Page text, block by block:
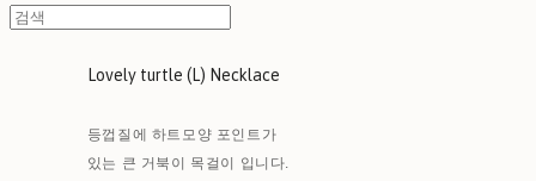
Lovely turtle (L) Necklace
등껍질에 하트모양 포인트가
있는 큰 거북이 목걸이 입니다.